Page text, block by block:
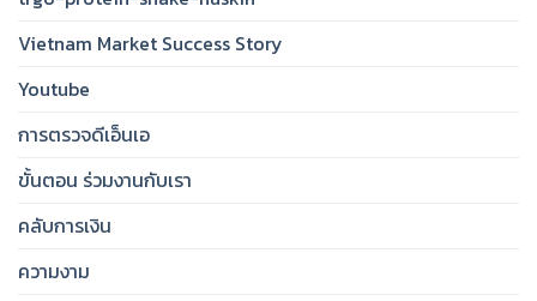
Vietnam Market Success Story
Youtube
การตรวจดีเอ็นเอ
ขั้นตอน ร่วมงานกับเรา
คลับการเงิน
ความงาม